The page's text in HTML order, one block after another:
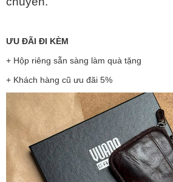
ƯU ĐÃI ĐI KÈM
+ Hộp riêng sẵn sàng làm quà tặng
+ Khách hàng cũ ưu đãi 5%